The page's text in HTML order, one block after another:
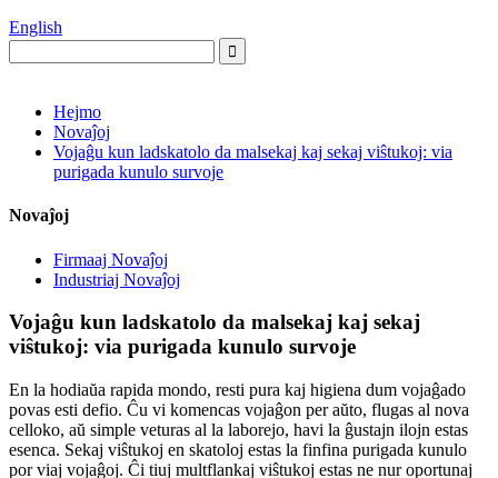
English
Hejmo
Novaĵoj
Vojaĝu kun ladskatolo da malsekaj kaj sekaj viŝtukoj: via
purigada kunulo survoje
Novaĵoj
Firmaaj Novaĵoj
Industriaj Novaĵoj
Vojaĝu kun ladskatolo da malsekaj kaj sekaj
viŝtukoj: via purigada kunulo survoje
En la hodiaŭa rapida mondo, resti pura kaj higiena dum vojaĝado
povas esti defio. Ĉu vi komencas vojaĝon per aŭto, flugas al nova
celloko, aŭ simple veturas al la laborejo, havi la ĝustajn ilojn estas
esenca. Sekaj viŝtukoj en skatoloj estas la finfina purigada kunulo
por viaj vojaĝoj. Ĉi tiuj multflankaj viŝtukoj estas ne nur oportunaj